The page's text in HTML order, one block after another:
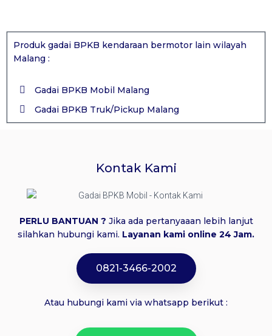
Produk gadai BPKB kendaraan bermotor lain wilayah
Malang :
Gadai BPKB Mobil Malang
Gadai BPKB Truk/Pickup Malang
Kontak Kami
PERLU BANTUAN ? Jika ada pertanyaaan lebih lanjut
silahkan hubungi kami. Layanan kami online 24 Jam.
0821-3466-2002
Atau hubungi kami via whatsapp berikut :